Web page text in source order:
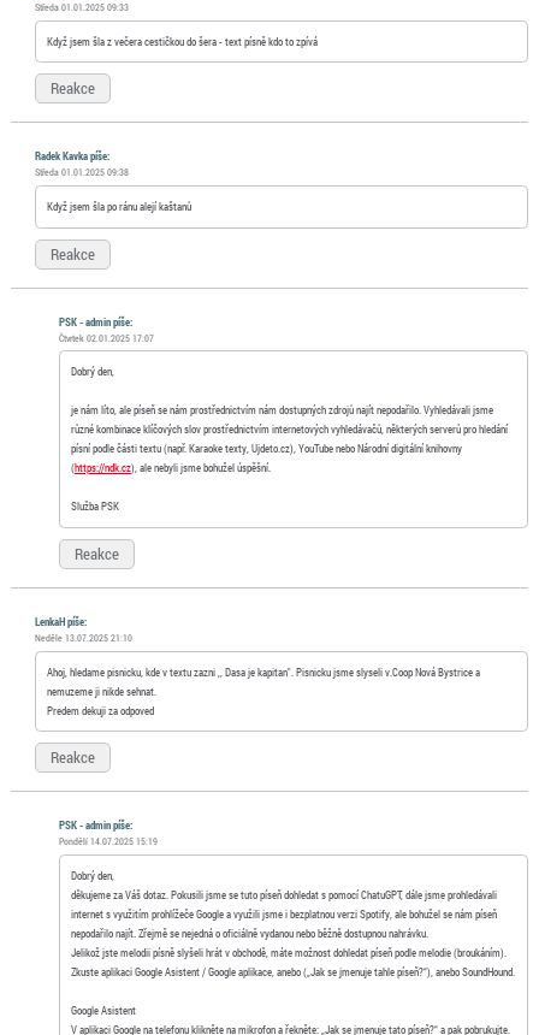
Středa 01.01.2025 09:33
Když jsem šla z večera cestičkou do šera - text písně kdo to zpívá
Reakce
Radek Kavka píše:
Středa 01.01.2025 09:38
Když jsem šla po ránu alejí kaštanů
Reakce
PSK - admin píše:
Čtvrtek 02.01.2025 17:07
Dobrý den,
je nám líto, ale píseň se nám prostřednictvím nám dostupných zdrojů najít nepodařilo. Vyhledávali jsme
různé kombinace klíčových slov prostřednictvím internetových vyhledávačů, některých serverů pro hledání
písní podle části textu (např. Karaoke texty, Ujdeto.cz), YouTube nebo Národní digitální knihovny
(https://ndk.cz), ale nebyli jsme bohužel úspěšní.
Služba PSK
Reakce
LenkaH píše:
Neděle 13.07.2025 21:10
Ahoj, hledame pisnicku, kde v textu zazni ,, Dasa je kapitan". Pisnicku jsme slyseli v.Coop Nová Bystrice a
nemuzeme ji nikde sehnat.
Predem dekuji za odpoved
Reakce
PSK - admin píše:
Pondělí 14.07.2025 15:19
Dobrý den,
děkujeme za Váš dotaz. Pokusili jsme se tuto píseň dohledat s pomocí ChatuGPT, dále jsme prohledávali
internet s využitím prohlížeče Google a využili jsme i bezplatnou verzi Spotify, ale bohužel se nám píseň
nepodařilo najít. Zřejmě se nejedná o oficiálně vydanou nebo běžně dostupnou nahrávku.
Jelikož jste melodii písně slyšeli hrát v obchodě, máte možnost dohledat píseň podle melodie (broukáním).
Zkuste aplikaci Google Asistent / Google aplikace, anebo („Jak se jmenuje tahle píseň?“), anebo SoundHound.
Google Asistent
V aplikaci Google na telefonu klikněte na mikrofon a řekněte: „Jak se jmenuje tato píseň?“ a pak pobrukujte.